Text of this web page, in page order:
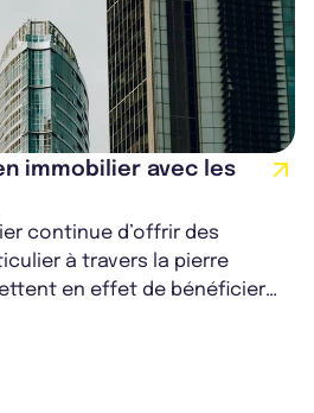
immobilier avec les
continue d’offrir des
à travers la pierre
en effet de bénéficier